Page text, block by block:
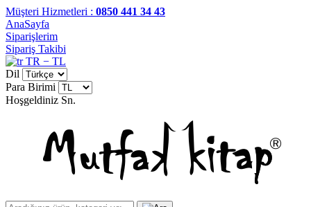
Müşteri Hizmetleri : 0850 441 34 43
AnaSayfa
Siparişlerim
Sipariş Takibi
TR − TL
Dil
Para Birimi
Hoşgeldiniz Sn.